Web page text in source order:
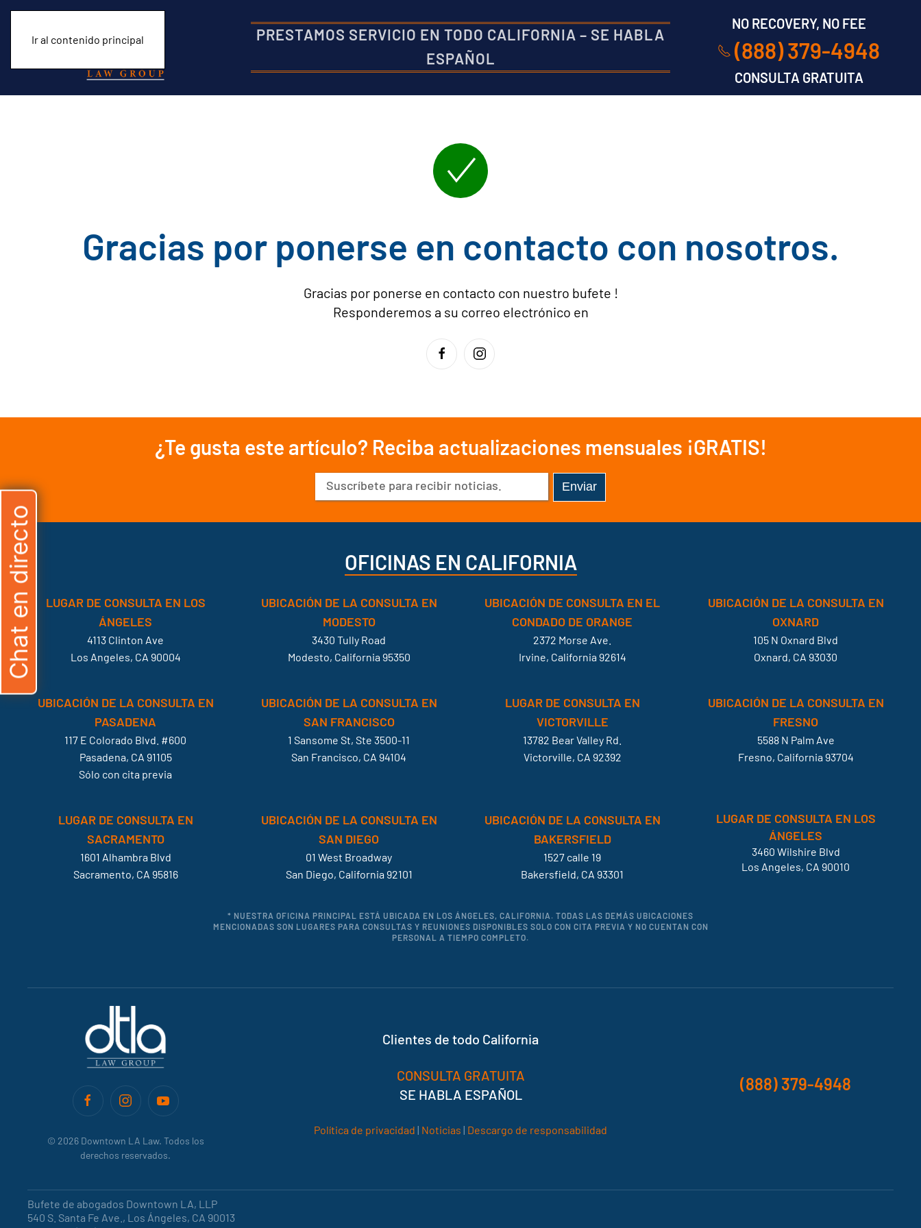
Ir al contenido principal PRESTAMOS SERVICIO EN TODO CALIFORNIA – SE HABLA
ESPAÑOL
NO RECOVERY, NO FEE
(888) 379-4948
CONSULTA GRATUITA
Gracias por ponerse en contacto con nosotros.
Gracias por ponerse en contacto con nuestro bufete !
Responderemos a su correo electrónico en
¿Te gusta este artículo? Reciba actualizaciones mensuales ¡GRATIS!
Correo
electrónico
OFICINAS EN CALIFORNIA
LUGAR DE CONSULTA EN LOS
ÁNGELES
4113 Clinton Ave
Los Angeles, CA 90004
UBICACIÓN DE LA CONSULTA EN
MODESTO
3430 Tully Road
Modesto, California 95350
UBICACIÓN DE CONSULTA EN EL
CONDADO DE ORANGE
2372 Morse Ave.
Irvine, California 92614
UBICACIÓN DE LA CONSULTA EN
OXNARD
105 N Oxnard Blvd
Oxnard, CA 93030
UBICACIÓN DE LA CONSULTA EN
PASADENA
117 E Colorado Blvd. #600
Pasadena, CA 91105
Sólo con cita previa
UBICACIÓN DE LA CONSULTA EN
SAN FRANCISCO
1 Sansome St, Ste 3500-11
San Francisco, CA 94104
LUGAR DE CONSULTA EN
VICTORVILLE
13782 Bear Valley Rd.
Victorville, CA 92392
UBICACIÓN DE LA CONSULTA EN
FRESNO
5588 N Palm Ave
Fresno, California 93704
LUGAR DE CONSULTA EN
SACRAMENTO
1601 Alhambra Blvd
Sacramento, CA 95816
UBICACIÓN DE LA CONSULTA EN
SAN DIEGO
01 West Broadway
San Diego, California 92101
UBICACIÓN DE LA CONSULTA EN
BAKERSFIELD
1527 calle 19
Bakersfield, CA 93301
LUGAR DE CONSULTA EN LOS
ÁNGELES
3460 Wilshire Blvd
Los Angeles, CA 90010
* NUESTRA OFICINA PRINCIPAL ESTÁ UBICADA EN LOS ÁNGELES, CALIFORNIA. TODAS LAS DEMÁS UBICACIONES
MENCIONADAS SON LUGARES PARA CONSULTAS Y REUNIONES DISPONIBLES SOLO CON CITA PREVIA Y NO CUENTAN CON
PERSONAL A TIEMPO COMPLETO.
© 2026Downtown LA Law. Todos los
derechos reservados.
Clientes de todo California
CONSULTA GRATUITA
SE HABLA ESPAÑOL
Política de privacidad | Noticias | Descargo de responsabilidad
(888) 379-4948
Bufete de abogados Downtown LA, LLP
540 S. Santa Fe Ave., Los Ángeles, CA 90013
Chat en directo